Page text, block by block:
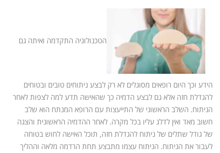
הטכנולוגיה התקדמה ואיתה גם
הידע וכך היום רופאים מסוגלים לא רק לבצע ניתוחים טובים ובטוחים
להגדלת חזה אלא גם לבצע הדמיה כך שהאישה תדע למה לצפות לאחר
הניתוח. השלב הראשוני של התייעצות עם הרופא המנתח הוא שלב
חשוב מאד ואין לדלג עליו בכל מקרה. לאחר ההדמיה הראשונית והצגה
של גודל שתלים של ניתוח להגדלת חזה, תוכל האישה לחוש בטוחה
לעבור את הניתוח. הניתוח עצמו מתבצע תחת הרדמה מלאה וההליך